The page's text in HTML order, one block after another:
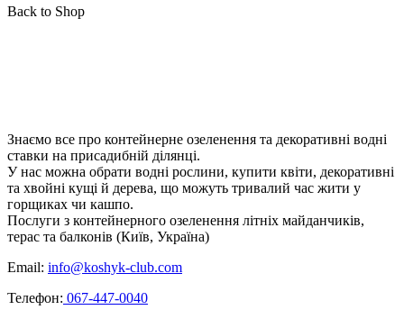
Back to Shop
Знаємо все про контейнерне озеленення та декоративні водні
ставки на присадибній ділянці.
У нас можна обрати водні рослини, купити квіти, декоративні
та хвойні кущі й дерева, що можуть тривалий час жити у
горщиках чи кашпо.
Послуги з контейнерного озеленення літніх майданчиків,
терас та балконів (Київ, Україна)
Email: info@koshyk-club.com
Телефон: 067-447-0040